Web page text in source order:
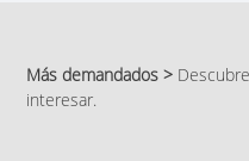
Más demandados >
interesar.